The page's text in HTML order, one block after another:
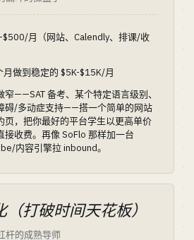
月（网站、Calendly、排课/收
月做到稳定的 $5K-$15K/月
窄——SAT 备考、某个特定语言级别、
碍/多动症支持——搭一个简单的网站
页，把你最好的平台学生以更高单价
接收费。再像 SoFlo 那样加一台
内容引擎拉 inbound。
打破时间天花板）
杆的成熟导师